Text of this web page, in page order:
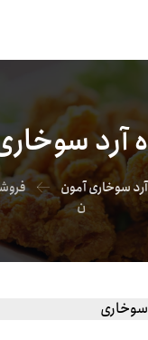
آرد
آرد سوخاری آمون
ن